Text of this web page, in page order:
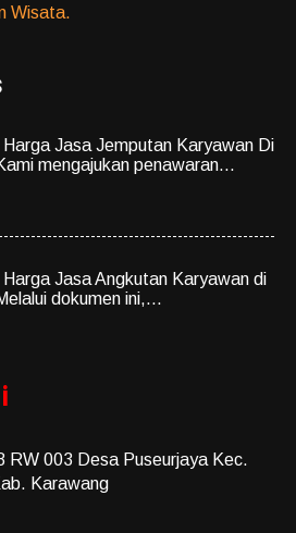
Wisata.
Harga Jasa Jemputan Karyawan Di
mengajukan penawaran...
Harga Jasa Angkutan Karyawan di
dokumen ini,...
RW 003 Desa Puseurjaya Kec.
Karawang